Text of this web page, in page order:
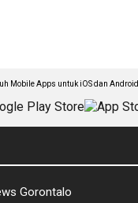
Mobile Apps untuk iOS dan Android
Gorontalo